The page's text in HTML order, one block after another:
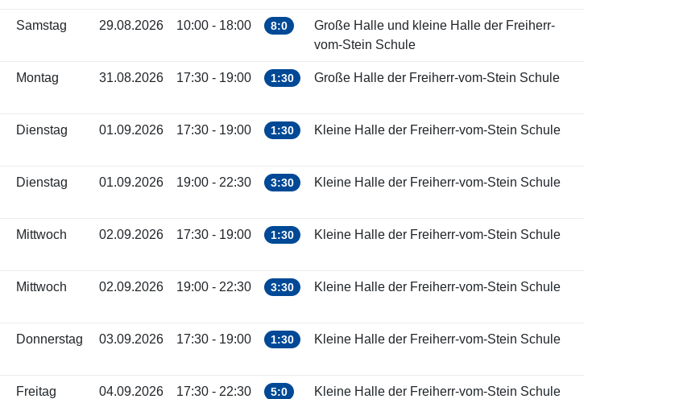
Samstag 29.08.2026 10:00 - 18:00 8:0
Große Halle und kleine Halle der Freiherr-
vom-Stein Schule
Montag 31.08.2026 17:30 - 19:00 1:30 Große Halle der Freiherr-vom-Stein Schule
Dienstag 01.09.2026 17:30 - 19:00 1:30 Kleine Halle der Freiherr-vom-Stein Schule
Dienstag 01.09.2026 19:00 - 22:30 3:30 Kleine Halle der Freiherr-vom-Stein Schule
Mittwoch 02.09.2026 17:30 - 19:00 1:30 Kleine Halle der Freiherr-vom-Stein Schule
Mittwoch 02.09.2026 19:00 - 22:30 3:30 Kleine Halle der Freiherr-vom-Stein Schule
Donnerstag 03.09.2026 17:30 - 19:00 1:30 Kleine Halle der Freiherr-vom-Stein Schule
Freitag 04.09.2026 17:30 - 22:30 5:0 Kleine Halle der Freiherr-vom-Stein Schule